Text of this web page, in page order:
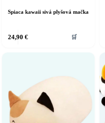
Spiaca kawaii sivá plyšová mačka
24,90 € 🛒